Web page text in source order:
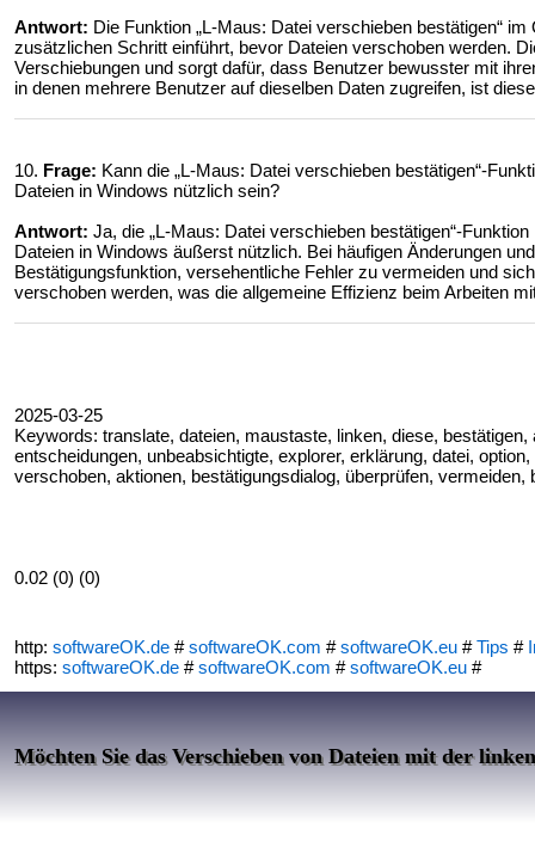
Antwort: Die Funktion „L-Maus: Datei verschieben bestätigen“
zusätzlichen Schritt einführt, bevor Dateien verschoben werden.
Verschiebungen und sorgt dafür, dass Benutzer bewusster mit
in denen mehrere Benutzer auf dieselben Daten zugreifen, ist
10. Frage: Kann die „L-Maus: Datei verschieben bestätigen“-
Dateien in Windows nützlich sein?
Antwort: Ja, die „L-Maus: Datei verschieben bestätigen“-
Dateien in Windows äußerst nützlich. Bei häufigen Änderungen
Bestätigungsfunktion, versehentliche Fehler zu vermeiden und
verschoben werden, was die allgemeine Effizienz beim Arbeiten
2025-03-25
Keywords: translate, dateien, maustaste, linken, diese,
entscheidungen, unbeabsichtigte, explorer, erklärung, datei,
verschoben, aktionen, bestätigungsdialog, überprüfen, vermeiden,
0.02 (0) (0)
http: softwareOK.de #softwareOK.com #softwareOK.eu #Tips #
https: softwareOK.de #softwareOK.com #softwareOK.eu #
Möchten Sie das Verschieben von Dateien mit der